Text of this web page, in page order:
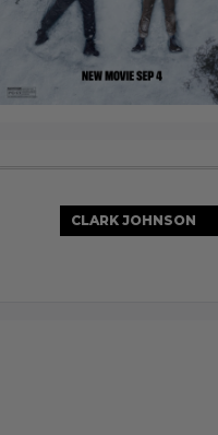
CLARK JOHNSON